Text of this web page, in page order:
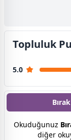
Topluluk
5.0
Okuduğunuz
diğer